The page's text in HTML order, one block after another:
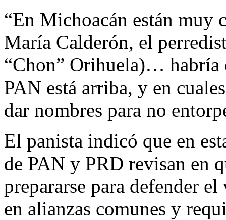
“En Michoacán están muy
María Calderón, el
“Chon” Orihuela)… habría
PAN está arriba, y en
dar nombres para no
El panista indicó que en
de PAN y PRD revisan en
prepararse para defender
en alianzas comunes y